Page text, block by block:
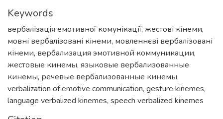
Keywords
вербалізація емотивної комунікації, жестові кінеми,
мовні вербалізовані кінеми, мовленнєві вербалізовані
кінеми, вербализация эмотивной коммуникации,
жестовые кинемы, языковые вербализованные
кинемы, речевые вербализованные кинемы,
verbalization of emotive communication, gesture kinemes,
language verbalized kinemes, speech verbalized kinemes